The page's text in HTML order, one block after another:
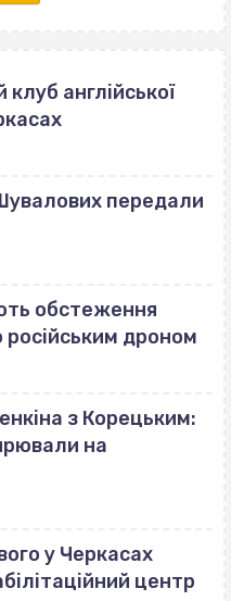
англійської
передали
обстеження
дроном
з Корецьким:
на
у Черкасах
центр